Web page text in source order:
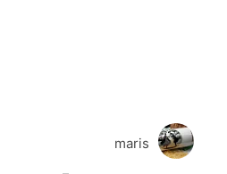
maris